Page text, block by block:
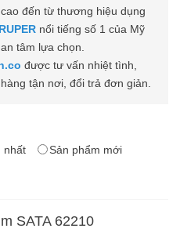
đến từ thương hiệu dụng
nổi tiếng số 1 của Mỹ
tâm lựa chọn.
được tư vấn nhiệt tình,
tận nơi, đổi trả đơn giản.
nhất
Sản phẩm mới
SATA 62210